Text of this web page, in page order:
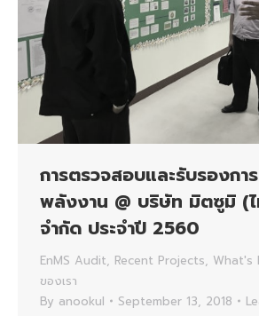
การตรวจสอบและรับรองกา
พลังงาน @ บริษัท มิตซูมิ (
จำกัด ประจำปี 2560
EnMS Audit, Recent Projects, What's
ของเรา
By anookul September 13, 2018